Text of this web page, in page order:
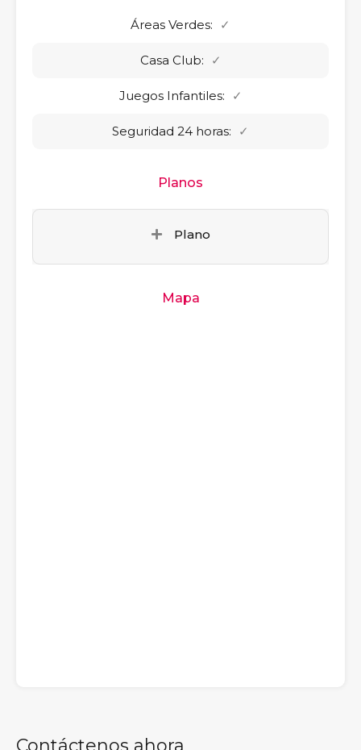
Áreas Verdes: ✓
Casa Club: ✓
Juegos Infantiles: ✓
Seguridad 24 horas: ✓
Planos
Plano
Mapa
Contáctenos ahora